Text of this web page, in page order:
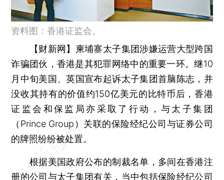
资料图：香港证监会。
【财新网】 柬埔寨太子集团涉嫌运营大型跨国
诈骗团伙，香港是其犯罪网络中的重要一环。继10
月中旬美国、英国宣布起诉太子集团首脑陈志，并
没收其持有的价值约150亿美元的比特币后，香港
证监会和保监局亦采取了行动，与太子集团
（Prince Group）关联的保险经纪公司与证券公司
的牌照纷纷被处置。
根据美国政府公布的制裁名单，多间在香港注
册的公司与太子集团有关，当中包括保险经纪公司